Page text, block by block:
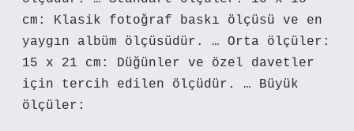
cm: Klasik fotoğraf baskı ölçüsü ve en
yaygın albüm ölçüsüdür. … Orta ölçüler:
15 x 21 cm: Düğünler ve özel davetler
için tercih edilen ölçüdür. … Büyük
ölçüler: